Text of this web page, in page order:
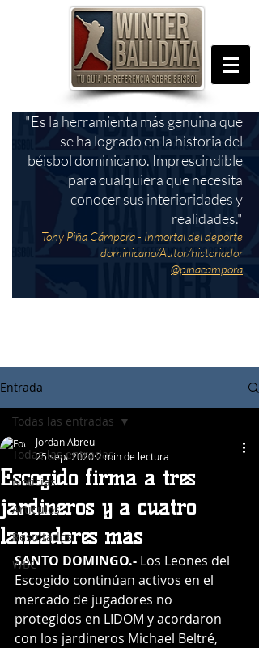
"Es la herramienta más genuina que
se ha logrado en la historia del
béisbol dominicano. Imprescindible
para cualquiera que necesita
conocer sus interioridades y
realidades."
Tony Piña Cámpora - Inmortal del deporte
dominicano/Autor/historiador
@pinacampora
Entrada
Todas las entradas
Noticias
Articulos
Resultados
WBC
Todas las entradas
Escogido firma a tres
jardineros y a cuatro
lanzadores más
Jordan Abreu
25 sept 20202 min de lectura
SANTO DOMINGO.- Los Leones del
Escogido continúan activos en el
mercado de jugadores no
protegidos en LIDOM y acordaron
con los jardineros Michael Beltré,